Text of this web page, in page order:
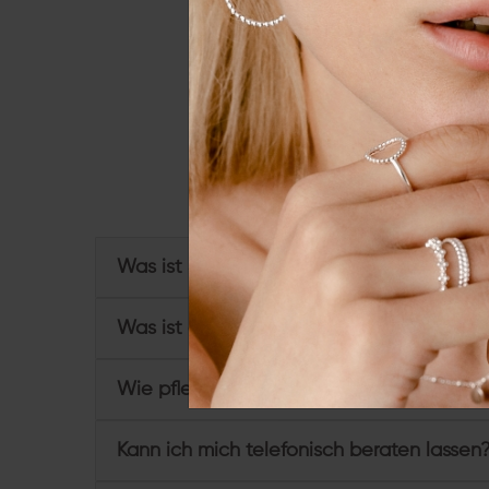
Du hast weitere
Was ist Sterling Silber und wofür steht
Was ist eine Vergoldung?
Wie pflege ich meine Schmuckstücke?
Kann ich mich telefonisch beraten lassen?
Externe
Alle